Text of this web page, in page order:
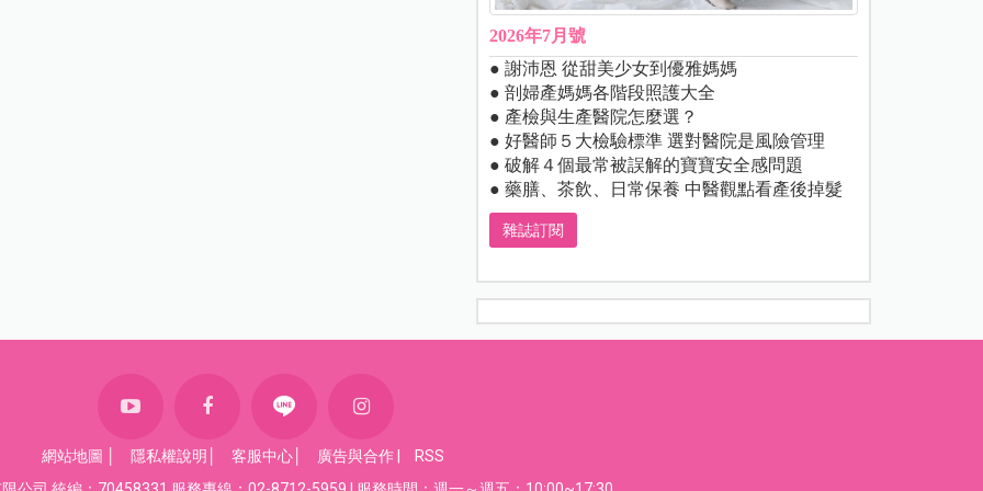
2026年7月號
● 謝沛恩 從甜美少女到優雅媽媽
● 剖婦產媽媽各階段照護大全
● 產檢與生產醫院怎麼選？
● 好醫師５大檢驗標準 選對醫院是風險管理
● 破解４個最常被誤解的寶寶安全感問題
● 藥膳、茶飲、日常保養 中醫觀點看產後掉髮
雜誌訂閱
網站地圖 隱私權說明 客服中心 廣告與合作
RSS